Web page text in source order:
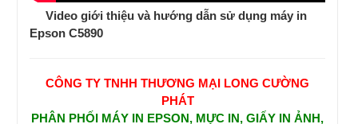
Video giới thiệu và hướng dẫn sử dụng máy in
Epson C5890
CÔNG TY TNHH THƯƠNG MẠI LONG CƯỜNG
PHÁT
PHÂN PHỐI MÁY IN EPSON, MỰC IN, GIẤY IN ẢNH,